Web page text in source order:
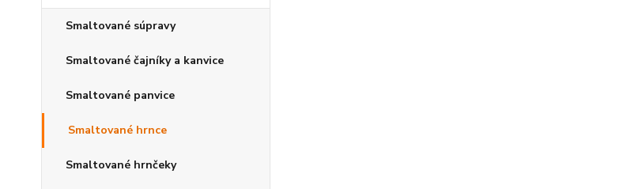
Smaltované súpravy
Smaltované čajníky a kanvice
Smaltované panvice
Smaltované hrnce
Smaltované hrnčeky